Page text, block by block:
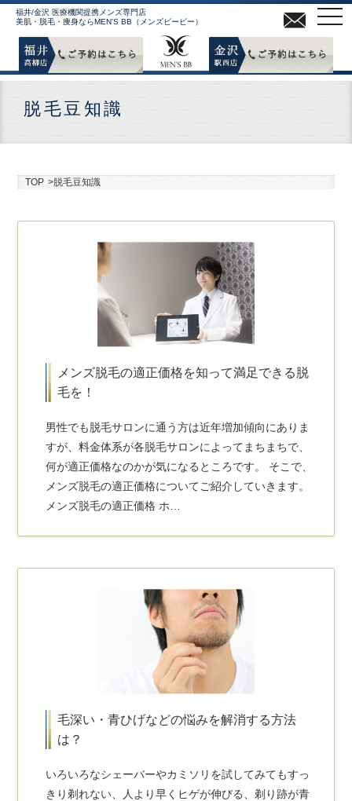
福井/金沢 医療機関提携メンズ専門店
美肌・脱毛・痩身ならMEN'S BB（メンズビービー）
脱毛豆知識
TOP >脱毛豆知識
メンズ脱毛の適正価格を知って満足できる脱
毛を！
男性でも脱毛サロンに通う方は近年増加傾向にありま
すが、料金体系が各脱毛サロンによってまちまちで、
何が適正価格なのかが気になるところです。 そこで、
メンズ脱毛の適正価格についてご紹介していきます。
メンズ脱毛の適正価格 ホ…
毛深い・青ひげなどの悩みを解消する方法
は？
いろいろなシェーバーやカミソリを試してみてもすっ
きり剃れない、人より早くヒゲが伸びる、剃り跡が青